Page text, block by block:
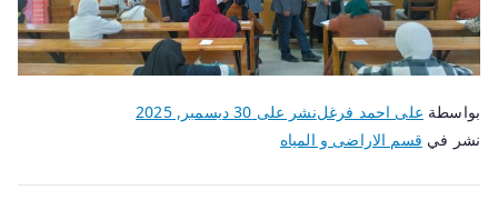
بواسطة على احمد فرغلنشر على 30 ديسمبر, 2025
نشر في قسم الاراضى و المياه